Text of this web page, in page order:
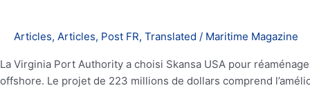
Articles, Articles, Post FR, Translated / Maritime Magazine
La Virginia Port Authority a choisi Skansa USA pour
offshore. Le projet de 223 millions de dollars comprend
contrat
de